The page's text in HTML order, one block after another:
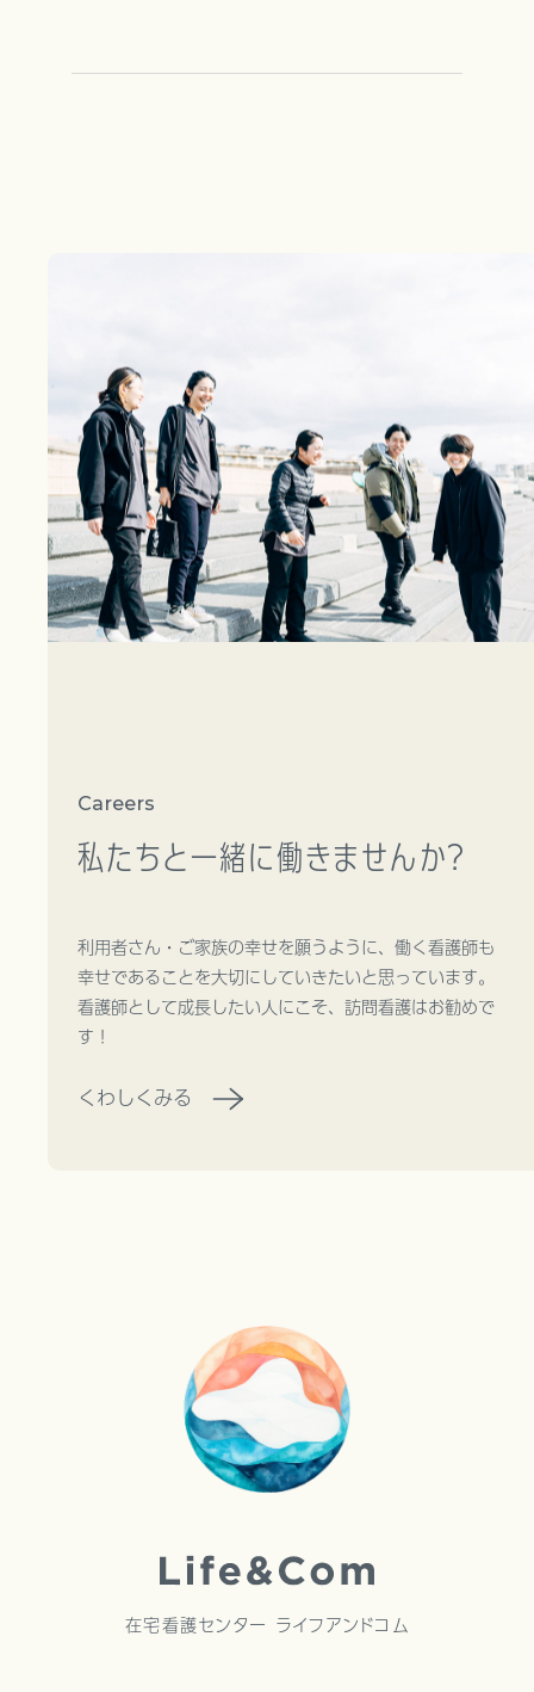
Careers
私たちと一緒に働きませんか？
利用者さん・ご家族の幸せを願うように、働く看護師も
幸せであることを大切にしていきたいと思っています。
看護師として成長したい人にこそ、訪問看護はお勧めで
す！
くわしくみる
在宅看護センター ライフアンドコム